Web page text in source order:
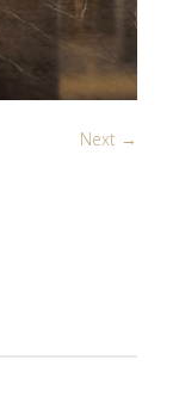
Next →